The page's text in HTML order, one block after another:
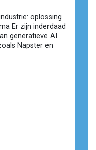
oplossing
Er zijn inderdaad
generatieve AI
Napster en